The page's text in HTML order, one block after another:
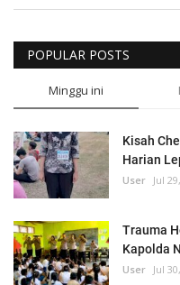
POPULAR POSTS
Minggu ini
Kisah
Harian
User Jul
Trauma
Kapolda
User Jul